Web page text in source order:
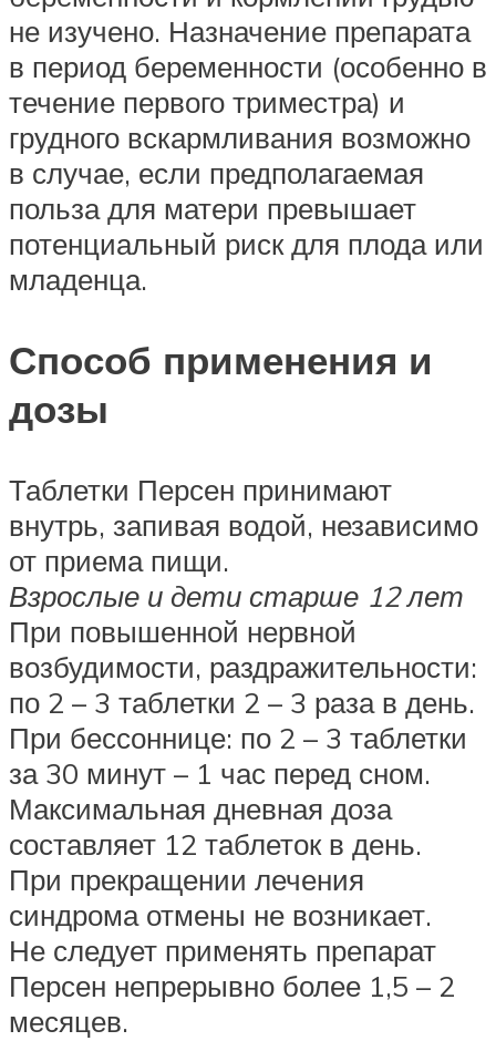
не изучено. Назначение препарата
в период беременности (особенно в
течение первого триместра) и
грудного вскармливания возможно
в случае, если предполагаемая
польза для матери превышает
потенциальный риск для плода или
младенца.
Способ применения и
дозы
Таблетки Персен принимают
внутрь, запивая водой, независимо
от приема пищи.
Взрослые и дети старше 12 лет
При повышенной нервной
возбудимости, раздражительности:
по 2 – 3 таблетки 2 – 3 раза в день.
При бессоннице: по 2 – 3 таблетки
за 30 минут – 1 час перед сном.
Максимальная дневная доза
составляет 12 таблеток в день.
При прекращении лечения
синдрома отмены не возникает.
Не следует применять препарат
Персен непрерывно более 1,5 – 2
месяцев.